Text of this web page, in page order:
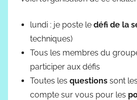
lundi : je poste le défi de la
techniques)
Tous les membres du
participer aux défis
Toutes les questions sont
compte sur vous pour les